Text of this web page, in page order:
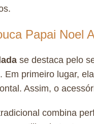
Papai Noel
se destaca pelo
Em primeiro lugar,
Assim, o
combina